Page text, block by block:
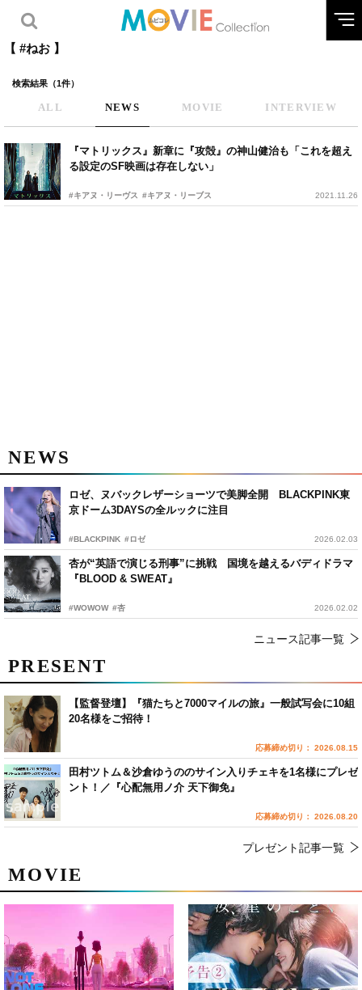
【 #ねお 】
検索結果（1件）
ALL NEWS MOVIE INTERVIEW
『マトリックス』新章に『攻殻』の神山健治も「これを超え
る設定のSF映画は存在しない」
#キアヌ・リーヴス #キアヌ・リーブス 2021.11.26
NEWS
ロゼ、ヌバックレザーショーツで美脚全開 BLACKPINK東
京ドーム3DAYSの全ルックに注目
#BLACKPINK #ロゼ 2026.02.03
杏が“英語で演じる刑事”に挑戦 国境を越えるバディドラマ
『BLOOD & SWEAT』
#WOWOW #杏 2026.02.02
ニュース記事一覧
MOVIE
PRESENT
【監督登壇】『猫たちと7000マイルの旅』一般試写会に10組
20名様をご招待！
応募締め切り： 2026.08.15
田村ツトム＆沙倉ゆうののサイン入りチェキを1名様にプレゼ
ント！／『心配無用ノ介 天下御免』
応募締め切り： 2026.08.20
プレゼント記事一覧